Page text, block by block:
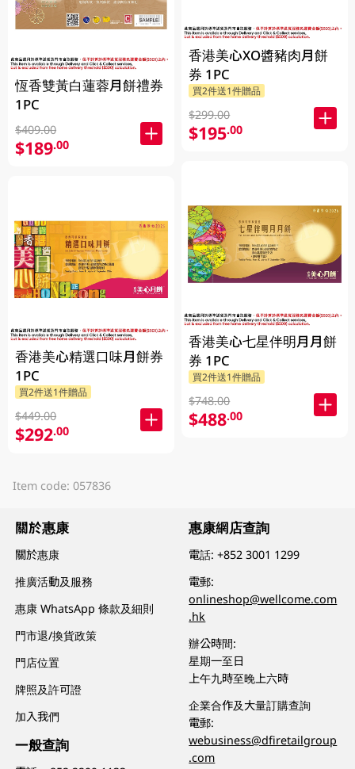
恆香雙黃白蓮蓉月餅禮券
1PC
$409.00
$189.00
香港美心精選口味月餅券
1PC
買2件送1件贈品
$449.00
$292.00
香港美心XO醬豬肉月餅
券 1PC
買2件送1件贈品
$299.00
$195.00
香港美心七星伴明月月餅
券 1PC
買2件送1件贈品
$748.00
$488.00
Item code: 057836
關於惠康
關於惠康
推廣活動及服務
惠康 WhatsApp 條款及細則
門市退/換貨政策
門店位置
牌照及許可證
加入我們
一般查詢
惠康網店查詢
電話:+852 3001 1299
電郵:
onlineshop@wellcome.com
.hk
辦公時間:
星期一至日
上午九時至晚上六時
企業合作及大量訂購查詢
電郵:
webusiness@dfiretailgroup
.com